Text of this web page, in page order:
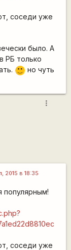
соседи уже
было. А
РБ только
:)
но чуть
more_vert
2015 в 18:35
популярным!
соседи уже